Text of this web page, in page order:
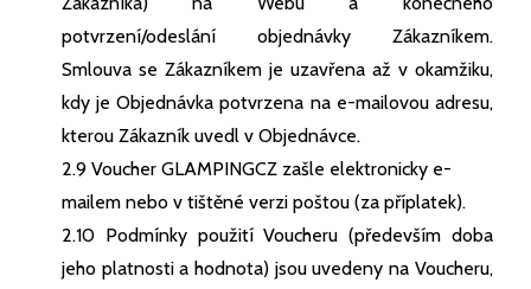
potvrzení/odeslání objednávky Zákazníkem.
Smlouva se Zákazníkem je uzavřena až v okamžiku,
kdy je Objednávka potvrzena na e-mailovou adresu,
kterou Zákazník uvedl v Objednávce.
2.9 Voucher GLAMPINGCZ zašle elektronicky e-
mailem nebo v tištěné verzi poštou (za příplatek).
2.10 Podmínky použití Voucheru (především doba
jeho platnosti a hodnota) jsou uvedeny na Voucheru,